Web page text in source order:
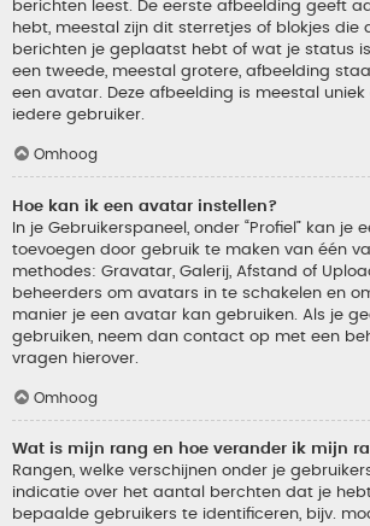
berichten leest. De eerste afbeelding geeft
hebt, meestal zijn dit sterretjes of blokjes die
berichten je geplaatst hebt of wat je status
een tweede, meestal grotere, afbeelding
een avatar. Deze afbeelding is meestal uniek
iedere gebruiker.
Omhoog
Hoe kan ik een avatar instellen?
In je Gebruikerspaneel, onder “Profiel” kan je
toevoegen door gebruik te maken van één
methodes: Gravatar, Galerij, Afstand of
beheerders om avatars in te schakelen en
manier je een avatar kan gebruiken. Als je
gebruiken, neem dan contact op met een
vragen hierover.
Omhoog
Wat is mijn rang en hoe verander ik mijn
Rangen, welke verschijnen onder je
indicatie over het aantal berchten dat je
bepaalde gebruikers te identificeren, bijv.